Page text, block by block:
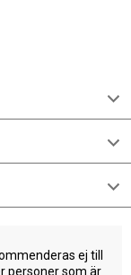
ej till
personer som är